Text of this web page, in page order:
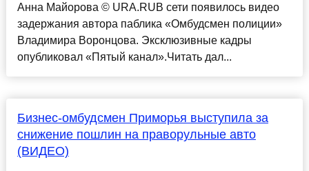
Анна Майорова © URA.RUВ сети появилось видео
задержания автора паблика «Омбудсмен полиции»
Владимира Воронцова. Эксклюзивные кадры
опубликовал «Пятый канал».Читать дал...
Бизнес-омбудсмен Приморья выступила за
снижение пошлин на праворульные авто
(ВИДЕО)